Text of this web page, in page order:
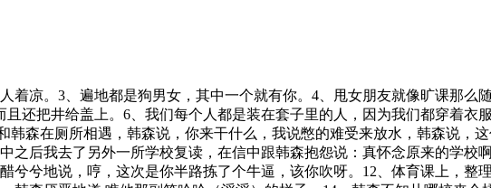
凉。3、遍地都是狗男女，其中一个就有你。4、甩女朋友就像旷课那么
还把井给盖上。6、我们每个人都是装在套子里的人，因为我们都穿着衣
森在厕所相遇，韩森说，你来干什么，我说憋的难受来放水，韩森说，这
之后我去了另外一所学校复读，在信中跟韩森抱怨说：真怀念原来的学校
兮地说，哼，这次是你半路拣了个牛逼，该你吹呀。12、体育课上，整